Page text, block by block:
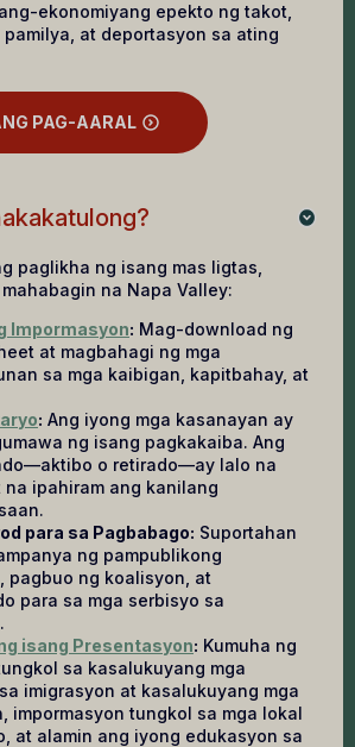
ekonomiyang epekto ng takot,
at deportasyon sa ating
PAG-AARAL
paglikha ng isang mas ligtas,
na Napa Valley:
Impormasyon: Mag-download ng
at magbahagi ng mga
sa mga kaibigan, kapitbahay, at
: Ang iyong mga kasanayan ay
ng isang pagkakaiba. Ang
o retirado—ay lalo na
ipahiram ang kanilang
para sa Pagbabago: Suportahan
ng pampublikong
pagbuo ng koalisyon, at
para sa mga serbisyo sa
isang Presentasyon: Kumuha ng
sa kasalukuyang mga
imigrasyon at kasalukuyang mga
impormasyon tungkol sa mga lokal
at alamin ang iyong edukasyon sa